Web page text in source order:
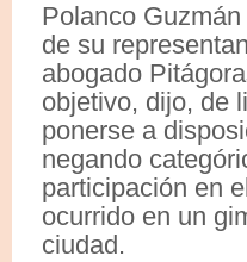
Polanco
de su
abogado
objetivo, dijo, de
ponerse a
negando
participación en
ocurrido en un
ciudad.